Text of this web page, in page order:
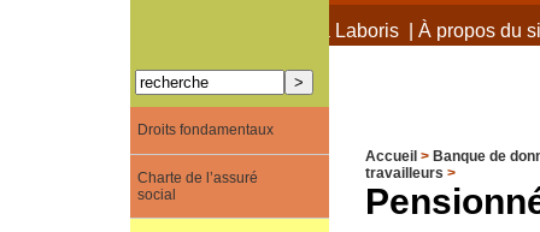
À propos de Terra Laboris| À propos du
Accueil > Banque de
travailleurs >
Droits fondamentaux
Charte de l’assuré
social